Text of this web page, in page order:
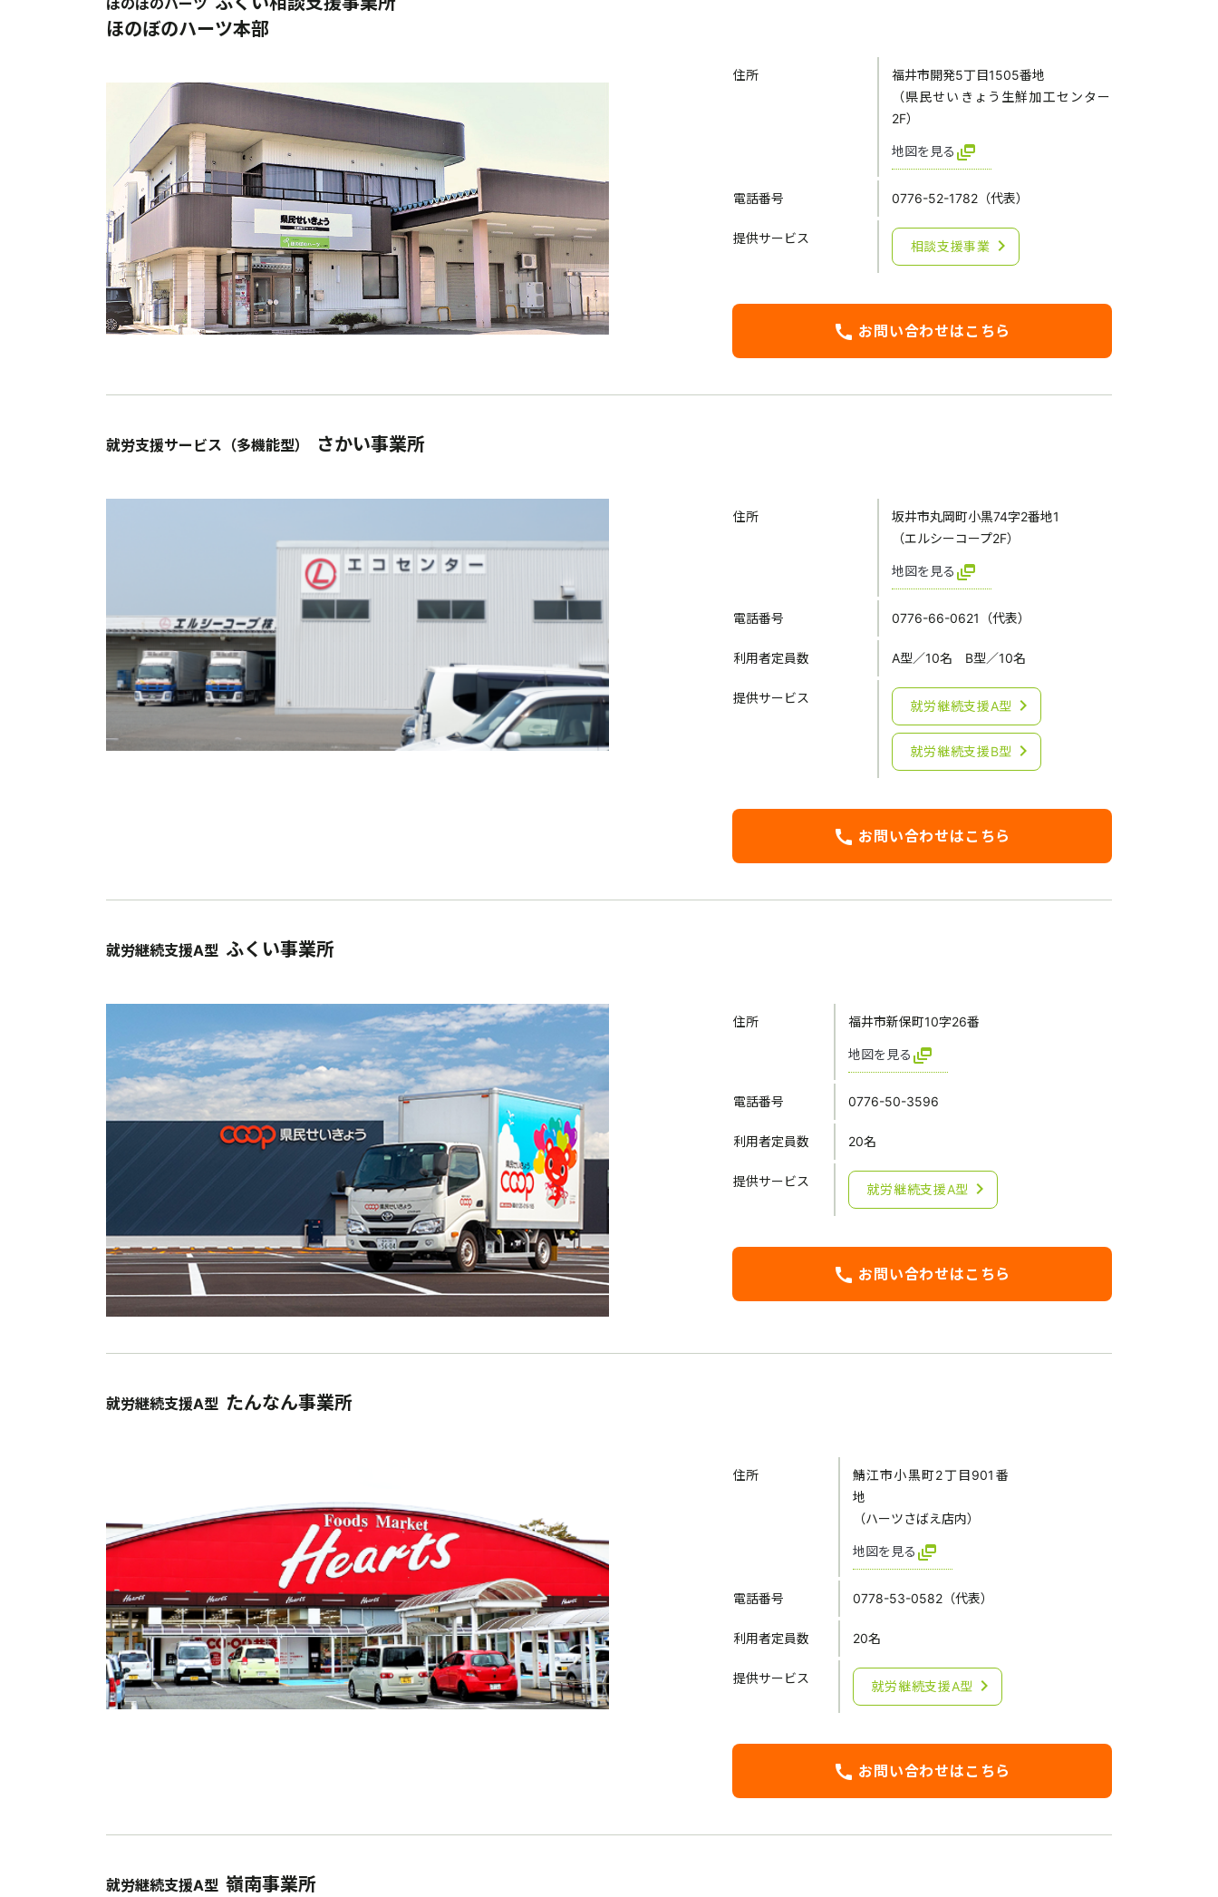
ほのぼのハーツ
ほのぼのハーツ本部
住所
福井市開発5丁目1505番地
（県民せいきょう生鮮加工センター
2F）
地図を見る dynamic_feed
電話番号 0776-52-1782（代表）
提供サービス
相談支援事業 chevron_right
call お問い合わせはこちら
就労支援サービス（多機能型） さかい事業所
住所
坂井市丸岡町小黒74字2番地1
（エルシーコープ2F）
地図を見る dynamic_feed
電話番号 0776-66-0621（代表）
利用者定員数 A型／10名 B型／10名
提供サービス
就労継続支援A型 chevron_right
就労継続支援B型 chevron_right
call お問い合わせはこちら
就労継続支援A型 ふくい事業所
住所 福井市新保町10字26番
地図を見る dynamic_feed
電話番号 0776-50-3596
利用者定員数 20名
提供サービス
就労継続支援A型 chevron_right
call お問い合わせはこちら
就労継続支援A型 たんなん事業所
住所
鯖江市小黒町2丁目901番
地
（ハーツさばえ店内）
地図を見る dynamic_feed
電話番号 0778-53-0582（代表）
利用者定員数 20名
提供サービス
就労継続支援A型 chevron_right
call お問い合わせはこちら
就労継続支援A型 嶺南事業所